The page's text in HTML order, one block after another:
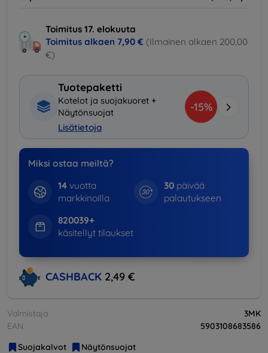
Toimitus 17. elokuuta
Toimitus alkaen 7,90 € (Ilmainen alkaen 200,00
€)
Tuotepaketti
Kotelot ja suojakuoret +
Näytönsuojat
Lisätietoja
-15%
Miksi ostaa meiltä?
14vuotta
markkinoilla
30 päivää
palautukseen
820039+
käsitellyt tilaukset
CASHBACK 2,49 €
Valmistaja
3MK
EAN
5903108683586
Suojakalvot
Näytönsuojat